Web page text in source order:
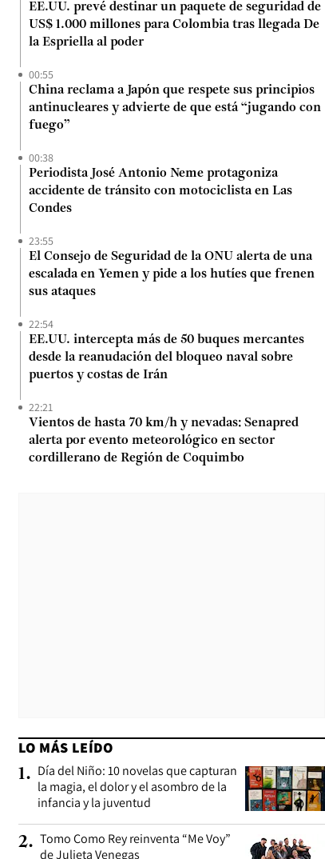
EE.UU. prevé destinar un paquete de seguridad de
US$ 1.000 millones para Colombia tras llegada De
la Espriella al poder
00:55
China reclama a Japón que respete sus principios
antinucleares y advierte de que está “jugando con
fuego”
00:38
Periodista José Antonio Neme protagoniza
accidente de tránsito con motociclista en Las
Condes
23:55
El Consejo de Seguridad de la ONU alerta de una
escalada en Yemen y pide a los hutíes que frenen
sus ataques
22:54
EE.UU. intercepta más de 50 buques mercantes
desde la reanudación del bloqueo naval sobre
puertos y costas de Irán
22:21
Vientos de hasta 70 km/h y nevadas: Senapred
alerta por evento meteorológico en sector
cordillerano de Región de Coquimbo
LO MÁS LEÍDO
1. Día del Niño: 10 novelas que capturan
la magia, el dolor y el asombro de la
infancia y la juventud
2. Tomo Como Rey reinventa “Me Voy”
de Julieta Venegas